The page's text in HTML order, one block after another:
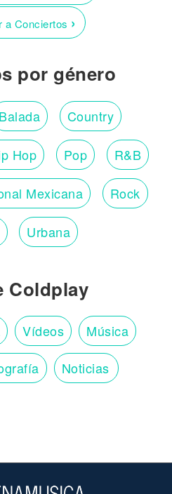
a Conciertos ›
por género
Balada Country
Hop Pop R&B
Mexicana Rock
Urbana
Coldplay
Vídeos Música
Noticias